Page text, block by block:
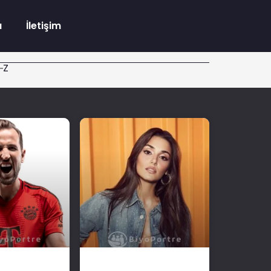
İletişim
Z